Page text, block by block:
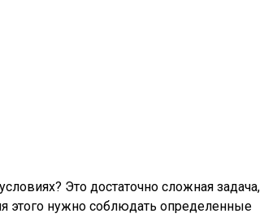
Это достаточно сложная задача,
этого нужно соблюдать определенные